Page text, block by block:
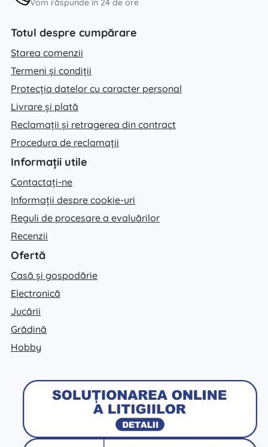
Vom răspunde în 24 de ore
Totul despre cumpărare
Starea comenzii
Termeni și condiții
Protecția datelor cu caracter personal
Livrare și plată
Reclamații și retragerea din contract
Procedura de reclamații
Informații utile
Contactați-ne
Informații despre cookie-uri
Reguli de procesare a evaluărilor
Recenzii
Ofertă
Casă și gospodărie
Electronică
Jucării
Grădină
Hobby